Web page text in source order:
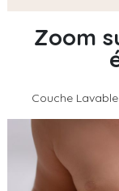
Zoom
Couche